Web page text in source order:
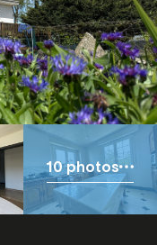
10 photos